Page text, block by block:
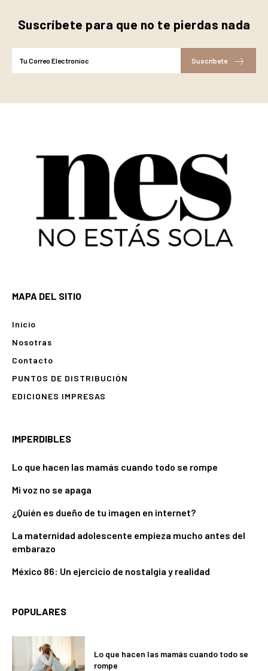
Suscríbete para que no te pierdas nada
Suscríbete
MAPA DEL SITIO
Inicio
Nosotras
Contacto
PUNTOS DE DISTRIBUCIÓN
EDICIONES IMPRESAS
IMPERDIBLES
Lo que hacen las mamás cuando todo se rompe
Mi voz no se apaga
¿Quién es dueño de tu imagen en internet?
La maternidad adolescente empieza mucho antes del
embarazo
México 86: Un ejercicio de nostalgia y realidad
POPULARES
Lo que hacen las mamás cuando todo se
rompe